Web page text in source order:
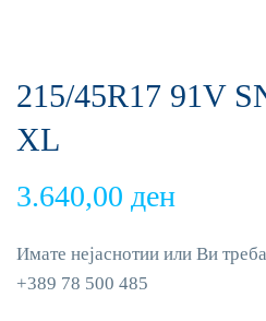
215/45R17 91V
XL
3.640,00 ден
Имате нејаснотии или Ви
+389 78 500 485